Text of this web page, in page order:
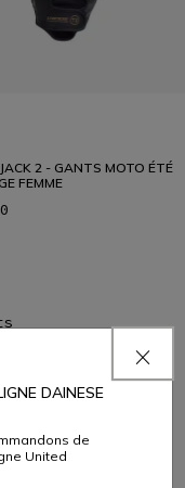
2 - GANTS MOTO ÉTÉ
FEMME
AFFICHER TOUT
DAINESE
de
United